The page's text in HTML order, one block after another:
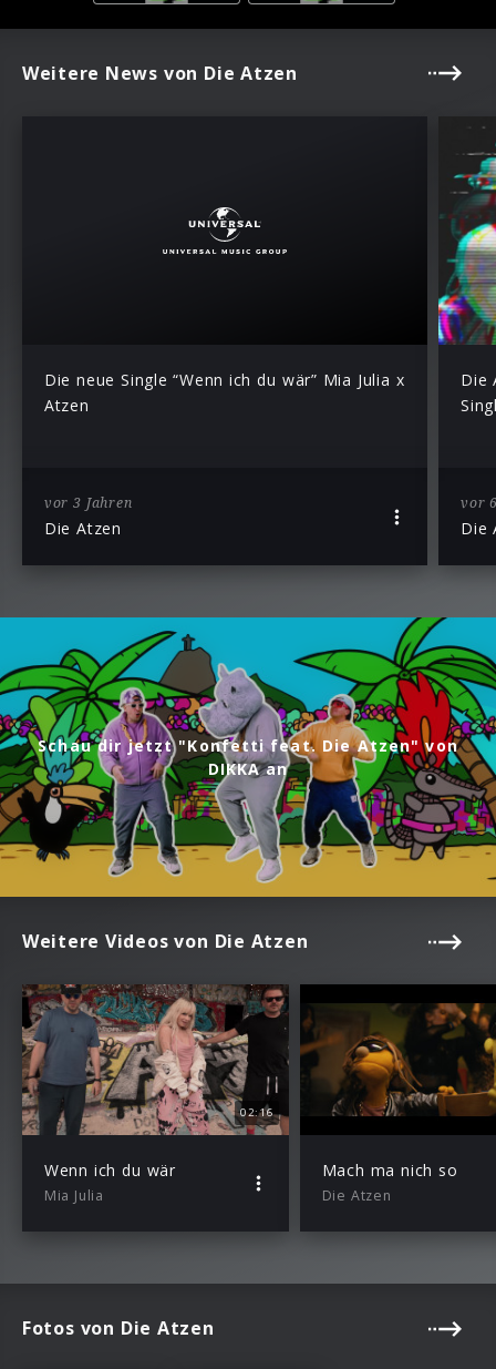
Weitere News von Die Atzen
Die neue Single “Wenn ich du wär” Mia Julia x
Atzen
vor 3 Jahren
Die Atzen
Die
vor
Die
Schau dir jetzt "Konfetti feat. Die Atzen" von
DIKKA an
Weitere Videos von Die Atzen
02:16
Wenn ich du wär
Mia Julia
Mach ma nich so
Die Atzen
Fotos von Die Atzen